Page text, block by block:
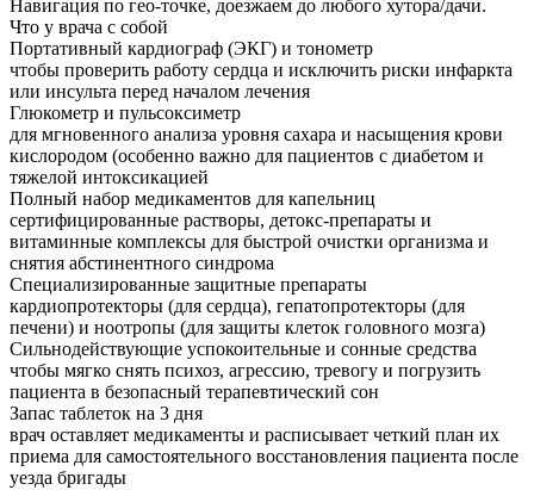
Навигация по гео-точке, доезжаем до любого хутора/дачи.
Что у врача с собой
Портативный кардиограф (ЭКГ) и тонометр
чтобы проверить работу сердца и исключить риски инфаркта
или инсульта перед началом лечения
Глюкометр и пульсоксиметр
для мгновенного анализа уровня сахара и насыщения крови
кислородом (особенно важно для пациентов с диабетом и
тяжелой интоксикацией
Полный набор медикаментов для капельниц
сертифицированные растворы, детокс-препараты и
витаминные комплексы для быстрой очистки организма и
снятия абстинентного синдрома
Специализированные защитные препараты
кардиопротекторы (для сердца), гепатопротекторы (для
печени) и ноотропы (для защиты клеток головного мозга)
Сильнодействующие успокоительные и сонные средства
чтобы мягко снять психоз, агрессию, тревогу и погрузить
пациента в безопасный терапевтический сон
Запас таблеток на 3 дня
врач оставляет медикаменты и расписывает четкий план их
приема для самостоятельного восстановления пациента после
уезда бригады